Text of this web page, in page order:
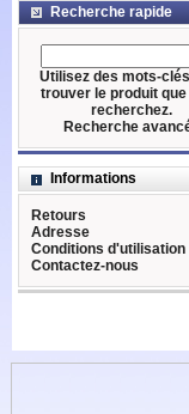
Recherche rapide
Utilisez des mots-
trouver le produit que
recherchez.
Recherche
Informations
Retours
Adresse
Conditions d'utilisation
Contactez-nous